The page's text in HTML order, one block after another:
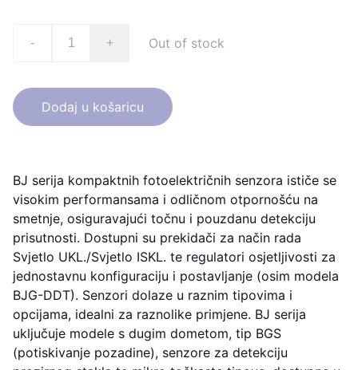
- + Out of stock
Dodaj u košaricu
BJ serija kompaktnih fotoelektričnih senzora ističe se
visokim performansama i odličnom otpornošću na
smetnje, osiguravajući točnu i pouzdanu detekciju
prisutnosti. Dostupni su prekidači za način rada
Svjetlo UKL./Svjetlo ISKL. te regulatori osjetljivosti za
jednostavnu konfiguraciju i postavljanje (osim modela
BJG-DDT). Senzori dolaze u raznim tipovima i
opcijama, idealni za raznolike primjene. BJ serija
uključuje modele s dugim dometom, tip BGS
(potiskivanje pozadine), senzore za detekciju